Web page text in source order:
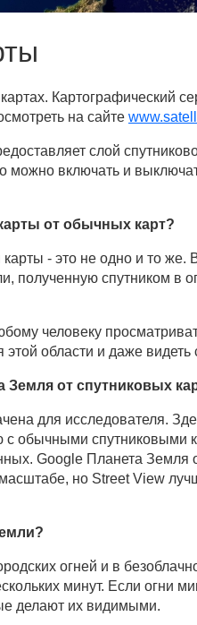
Картографический
на сайте
слой
можно включать и
от обычных карт?
- это не одно и то
полученную спутником в
человеку
области и даже видеть
Земля от спутниковых
для исследователя.
обычными спутниковыми
Google Планета
но Street View
огней и в
минут. Если огни
делают их видимыми.